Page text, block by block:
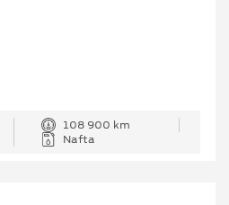
108 900 km
Nafta